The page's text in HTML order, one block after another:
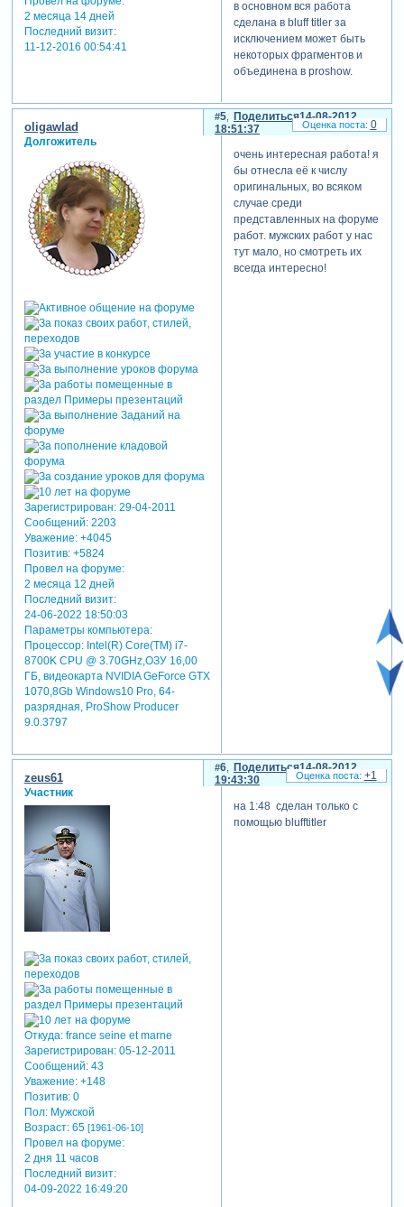
2 месяца 14 дней
Последний визит:
11-12-2016 00:54:41
в основном вся работа
сделана в bluff titler за
исключением может быть
некоторых фрагментов и
объединена в proshow.
Поделиться
5
14-08-2012
18:51:37
oligawlad
Долгожитель
Зарегистрирован: 29-04-2011
Сообщений:2203
Уважение: +4045
Позитив: +5824
Провел на форуме:
2 месяца 12 дней
Последний визит:
24-06-2022 18:50:03
Параметры компьютера:
Процессор: Intel(R) Core(TM) i7-
8700K CPU @ 3.70GHz,ОЗУ 16,00
ГБ, видеокарта NVIDIA GeForce GTX
1070,8Gb Windows10 Pro, 64-
разрядная, ProShow Producer
9.0.3797
очень интересная работа! я
бы отнесла её к числу
оригинальных, во всяком
случае среди
представленных на форуме
работ. мужских работ у нас
тут мало, но смотреть их
всегда интересно!
0
Поделиться
6
14-08-2012
19:43:30
zeus61
Участник
Откуда:france seine et marne
Зарегистрирован: 05-12-2011
Сообщений:43
Уважение: +148
Позитив: 0
Пол:Мужской
Возраст:65 [1961-06-10]
Провел на форуме:
2 дня 11 часов
Последний визит:
04-09-2022 16:49:20
на 1:48 сделан только с
помощью blufftitler
+1